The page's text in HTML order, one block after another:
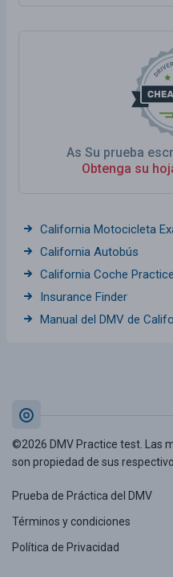
As Su prueba
Obtenga su
California Motocicleta
California Autobús
California Coche
Insurance Finder
Manual del DMV de
©2026 DMV Practice test. Las
son propiedad de sus
Prueba de Práctica del DMV
Términos y condiciones
Política de Privacidad